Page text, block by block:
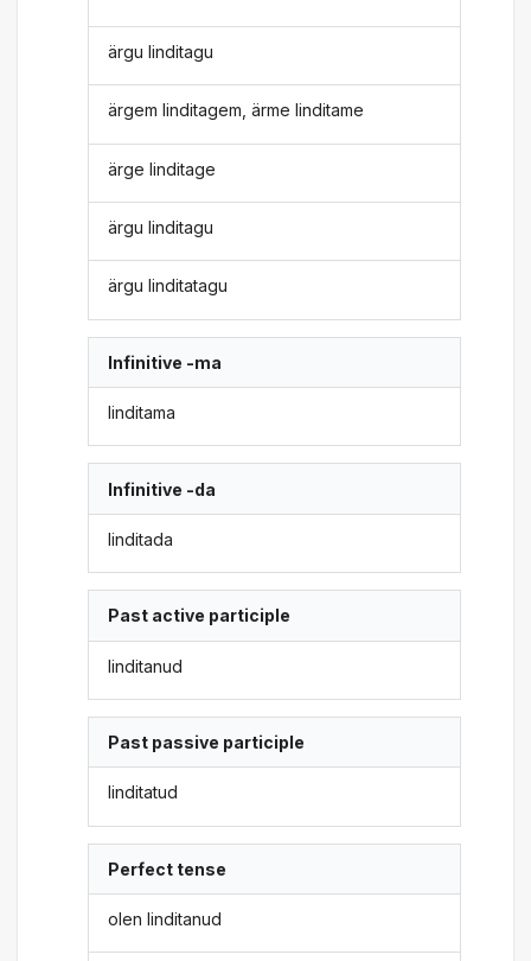
ärgu linditagu
ärgem linditagem, ärme linditame
ärge linditage
ärgu linditagu
ärgu linditatagu
Infinitive -ma
linditama
Infinitive -da
linditada
Past active participle
linditanud
Past passive participle
linditatud
Perfect tense
olen linditanud